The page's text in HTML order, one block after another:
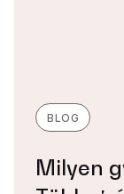
BLOG
Milyen